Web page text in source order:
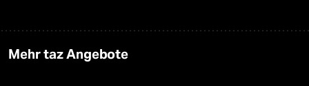
Mehr taz Angebote